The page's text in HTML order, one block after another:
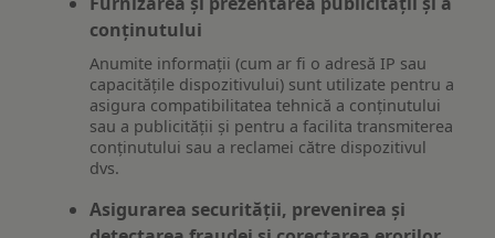
conținutului
Anumite informații (cum ar fi o adresă IP sau
capacitățile dispozitivului) sunt utilizate pentru a
asigura compatibilitatea tehnică a conținutului
sau a publicității și pentru a facilita transmiterea
conținutului sau a reclamei către dispozitivul
dvs.
Asigurarea securității, prevenirea și